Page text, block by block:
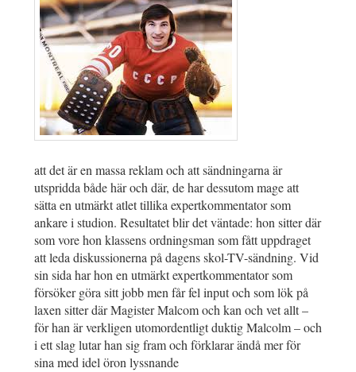
att det är en massa reklam och att sändningarna är
utspridda både här och där, de har dessutom mage att
sätta en utmärkt atlet tillika expertkommentator som
ankare i studion. Resultatet blir det väntade: hon sitter där
som vore hon klassens ordningsman som fått uppdraget
att leda diskussionerna på dagens skol-TV-sändning. Vid
sin sida har hon en utmärkt expertkommentator som
försöker göra sitt jobb men får fel input och som lök på
laxen sitter där Magister Malcom och kan och vet allt –
för han är verkligen utomordentligt duktig Malcolm – och
i ett slag lutar han sig fram och förklarar ändå mer för
sina med idel öron lyssnande